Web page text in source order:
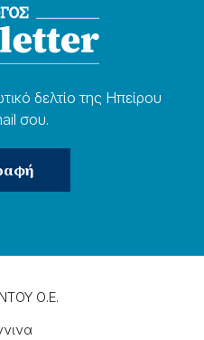
δελτίο της Ηπείρου
σου.
Ο.Ε.